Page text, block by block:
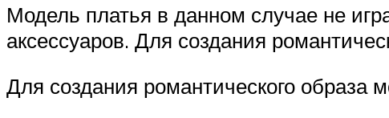
Модель платья в данном случае не
аксессуаров. Для создания
Для создания романтического образа